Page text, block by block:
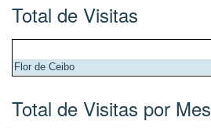
Total de Visitas
Flor de Ceibo
Total de Visitas por Mes